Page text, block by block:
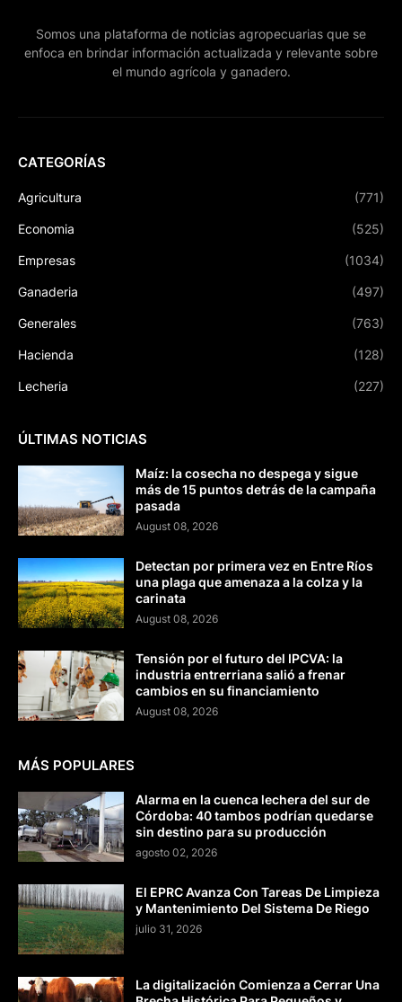
Somos una plataforma de noticias agropecuarias que se
enfoca en brindar información actualizada y relevante sobre
el mundo agrícola y ganadero.
CATEGORÍAS
Agricultura (771)
Economia (525)
Empresas (1034)
Ganaderia (497)
Generales (763)
Hacienda (128)
Lecheria (227)
ÚLTIMAS NOTICIAS
Maíz: la cosecha no despega y sigue
más de 15 puntos detrás de la campaña
pasada
August 08, 2026
Detectan por primera vez en Entre Ríos
una plaga que amenaza a la colza y la
carinata
August 08, 2026
Tensión por el futuro del IPCVA: la
industria entrerriana salió a frenar
cambios en su financiamiento
August 08, 2026
MÁS POPULARES
Alarma en la cuenca lechera del sur de
Córdoba: 40 tambos podrían quedarse
sin destino para su producción
agosto 02, 2026
El EPRC Avanza Con Tareas De Limpieza
y Mantenimiento Del Sistema De Riego
julio 31, 2026
La digitalización Comienza a Cerrar Una